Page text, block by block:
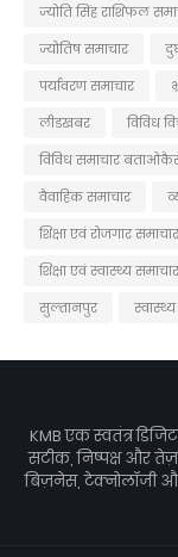
ज्योति सिंह राशिफल
ज्योतिष समाचार
पर्यावरण समाचार
लीडखबर
विविध
विविध समाचार
वैवाहिक समाचार
शिक्षा एवं रोजगार समाचार
शिक्षा एवं स्वास्थ्य समाचार
सुल्तानपुर
KMB एक स्वतंत्र
सटीक, निष्पक्ष और
बिज़नेस, टेक्नोलॉजी और